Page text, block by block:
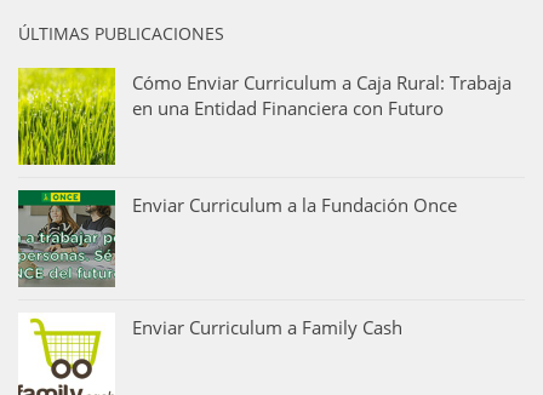
ÚLTIMAS PUBLICACIONES
Cómo Enviar Curriculum a Caja Rural: Trabaja
en una Entidad Financiera con Futuro
Enviar Curriculum a la Fundación Once
Enviar Curriculum a Family Cash